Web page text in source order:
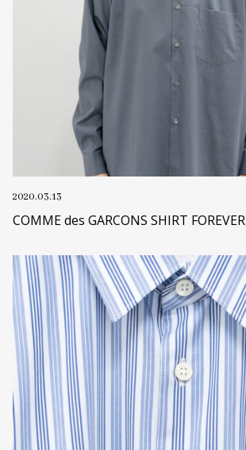
2020.03.13
COMME des GARCONS SHIRT FOREVER